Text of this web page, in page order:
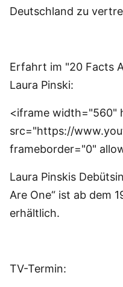
Deutschland zu
Erfahrt im "20 Facts
Laura Pinski:
<iframe width="560"
src="https://
frameborder="0"
Laura Pinskis
Are One“ ist ab dem
erhältlich.
TV-Termin: